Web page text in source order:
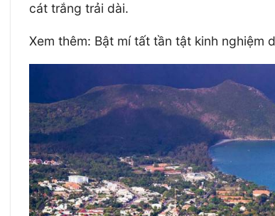
cát trắng trải dài.
Xem thêm: Bật mí tất tần tật kinh nghiệm